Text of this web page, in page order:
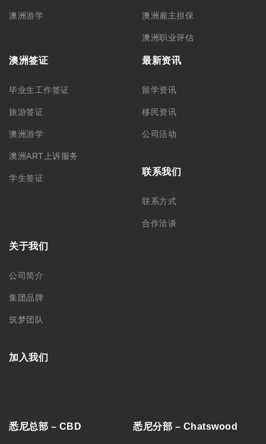
澳洲游学 澳洲雇主担保
澳洲职业评估
澳洲签证
毕业生工作签证
旅游签证
澳洲游学
澳洲ART上诉服务
学生签证
最新资讯
留学资讯
移民资讯
公司活动
联系我们
联系方式
合作洽谈
关于我们
公司简介
集团品牌
筑梦团队
加入我们
悉尼总部 – CBD 悉尼分部 – Chatswood